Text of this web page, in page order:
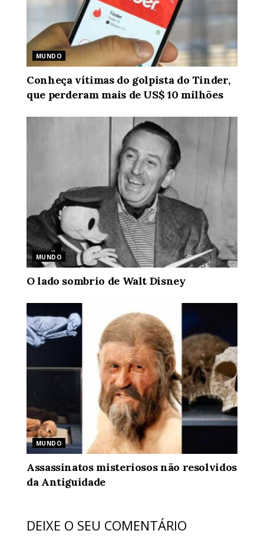
MUNDO
Conheça vítimas do golpista do Tinder,
que perderam mais de US$ 10 milhões
MUNDO
O lado sombrio de Walt Disney
MUNDO
Assassinatos misteriosos não resolvidos
da Antiguidade
DEIXE O SEU COMENTÁRIO